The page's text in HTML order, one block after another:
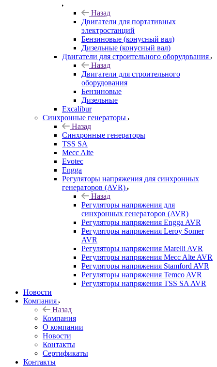
Назад
Двигатели для портативных
электростанций
Бензиновые (конусный вал)
Дизельные (конусный вал)
Двигатели для строительного оборудования
Назад
Двигатели для строительного
оборудования
Бензиновые
Дизельные
Excalibur
Синхронные генераторы
Назад
Синхронные генераторы
TSS SA
Mecc Alte
Evotec
Engga
Регуляторы напряжения для синхронных
генераторов (AVR)
Назад
Регуляторы напряжения для
синхронных генераторов (AVR)
Регуляторы напряжения Engga AVR
Регуляторы напряжения Leroy Somer
AVR
Регуляторы напряжения Marelli AVR
Регуляторы напряжения Mecc Alte AVR
Регуляторы напряжения Stamford AVR
Регуляторы напряжения Temco AVR
Регуляторы напряжения TSS SA AVR
Новости
Компания
Назад
Компания
О компании
Новости
Контакты
Сертификаты
Контакты